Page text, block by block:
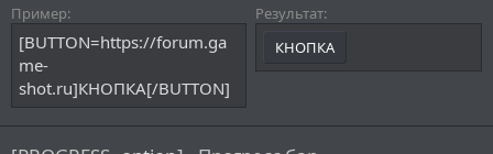
Пример:
[BUTTON=https://forum.ga
me-
shot.ru]КНОПКА[/BUTTON]
Результат:
КНОПКА